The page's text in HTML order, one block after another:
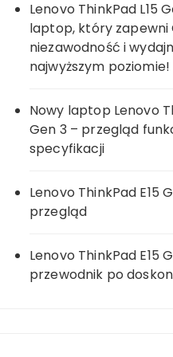
Lenovo ThinkPad L15
laptop, który zapewni
niezawodność i
najwyższym poziomie!
Nowy laptop Lenovo
Gen 3 – przegląd
specyfikacji
Lenovo ThinkPad E15
przegląd
Lenovo ThinkPad E15
przewodnik po